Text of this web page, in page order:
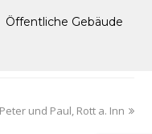
Öffentliche Gebäude
und Paul, Rott a. Inn